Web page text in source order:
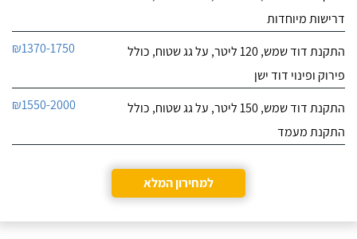
דרישות מיוחדות
התקנת דוד שמש, 120 ליטר, על גג שטוח, כולל
פירוק ופינוי דוד ישן
₪1370-1750
התקנת דוד שמש, 150 ליטר, על גג שטוח, כולל
התקנת מעמד
₪1550-2000
למחירון המלא